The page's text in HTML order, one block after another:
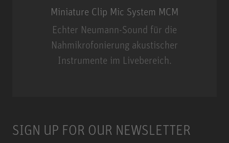
Miniature Clip Mic System MCM
Echter Neumann-Sound für die
Nahmikrofonierung akustischer
Instrumente im Livebereich.
SIGN UP FOR OUR NEWSLETTER